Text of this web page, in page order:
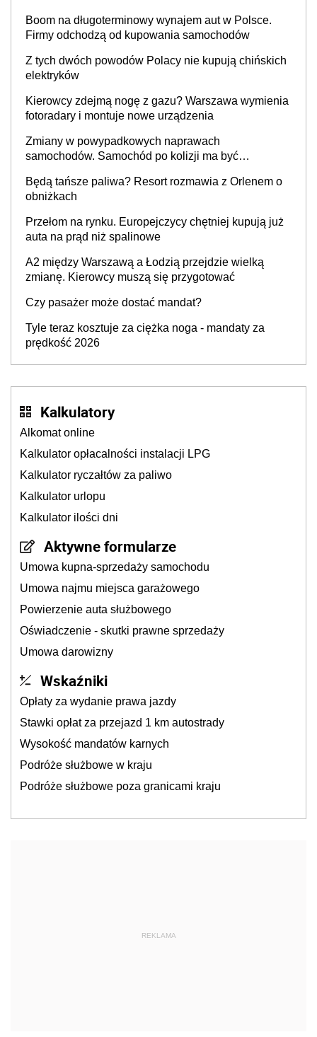
Boom na długoterminowy wynajem aut w Polsce.
Firmy odchodzą od kupowania samochodów
Z tych dwóch powodów Polacy nie kupują chińskich
elektryków
Kierowcy zdejmą nogę z gazu? Warszawa wymienia
fotoradary i montuje nowe urządzenia
Zmiany w powypadkowych naprawach
samochodów. Samochód po kolizji ma być
producenta
Będą tańsze paliwa? Resort rozmawia z Orlenem o
obniżkach
Przełom na rynku. Europejczycy chętniej kupują już
auta na prąd niż spalinowe
A2 między Warszawą a Łodzią przejdzie wielką
zmianę. Kierowcy muszą się przygotować
Czy pasażer może dostać mandat?
Tyle teraz kosztuje za ciężka noga - mandaty za
prędkość 2026
Kalkulatory
Alkomat online
Kalkulator opłacalności instalacji LPG
Kalkulator ryczałtów za paliwo
Kalkulator urlopu
Kalkulator ilości dni
Aktywne formularze
Umowa kupna-sprzedaży samochodu
Umowa najmu miejsca garażowego
Powierzenie auta służbowego
Oświadczenie - skutki prawne sprzedaży
Umowa darowizny
Wskaźniki
Opłaty za wydanie prawa jazdy
Stawki opłat za przejazd 1 km autostrady
Wysokość mandatów karnych
Podróże służbowe w kraju
Podróże służbowe poza granicami kraju
REKLAMA